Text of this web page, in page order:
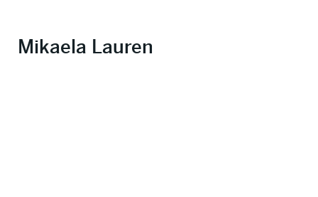
Mikaela Lauren